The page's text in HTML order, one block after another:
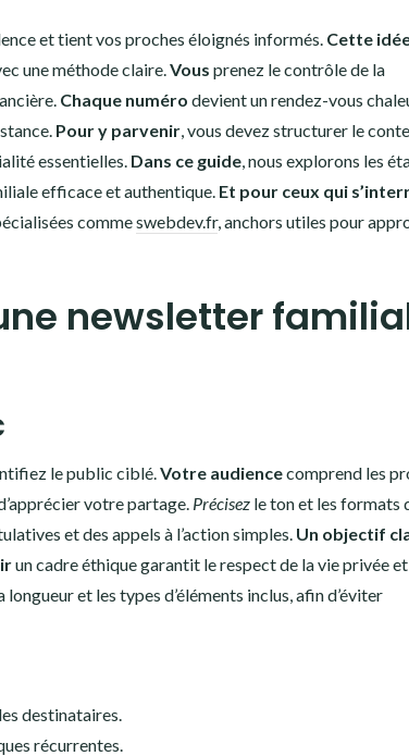
et tient vos proches éloignés informés. Cette
une méthode claire.Vous prenez le contrôle de la
Chaque numéro devient un rendez-vous
Pour y parvenir, vous devez structurer le
essentielles. Dans ce guide, nous explorons les
efficace et authentique. Et pour ceux qui
commeswebdev.fr, anchors utiles pour
newsletter
le public ciblé.Votre audiencecomprend les
votre partage. Précisez le ton et les formats
et des appels à l’action simples. Un objectif
un cadre éthique garantit le respect de la vie privée
longueur et les types d’éléments inclus, afin d’éviter
destinataires.
récurrentes.